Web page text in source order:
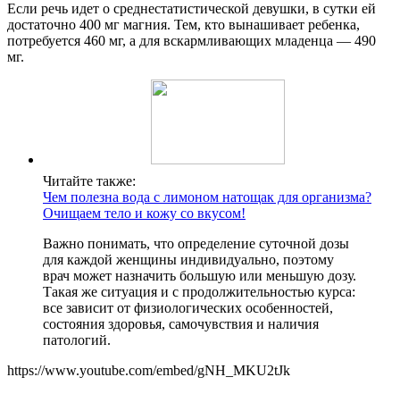
Если речь идет о среднестатистической девушки, в сутки ей
достаточно 400 мг магния. Тем, кто вынашивает ребенка,
потребуется 460 мг, а для вскармливающих младенца — 490
мг.
Читайте также:
Чем полезна вода с лимоном натощак для организма?
Очищаем тело и кожу со вкусом!
Важно понимать, что определение суточной дозы
для каждой женщины индивидуально, поэтому
врач может назначить большую или меньшую дозу.
Такая же ситуация и с продолжительностью курса:
все зависит от физиологических особенностей,
состояния здоровья, самочувствия и наличия
патологий.
https://www.youtube.com/embed/gNH_MKU2tJk